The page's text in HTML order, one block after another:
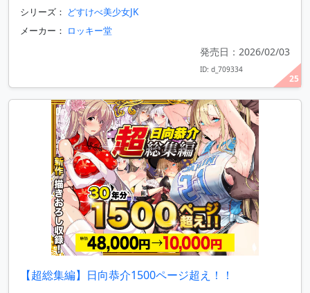
25
シリーズ： どすけべ美少女JK
メーカー： ロッキー堂
発売日：2026/02/03
ID: d_709334
【超総集編】日向恭介1500ページ超え！！